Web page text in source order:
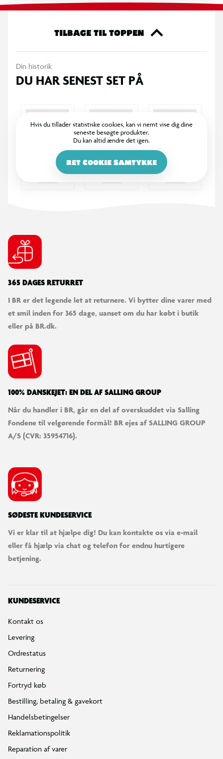
TILBAGE TIL TOPPEN
Din historik
DU HAR SENEST SET PÅ
Hvis du tillader statistiske cookies, kan vi nemt vise dig dine
seneste besøgte produkter.
Du kan altid ændre det igen.
RET COOKIE SAMTYKKE
365 DAGES RETURRET
I BR er det legende let at returnere. Vi bytter dine varer med
et smil inden for 365 dage, uanset om du har købt i butik
eller på BR.dk.
100% DANSKEJET: EN DEL AF SALLING GROUP
Når du handler i BR, går en del af overskuddet via Salling
Fondene til velgørende formål! BR ejes af SALLING GROUP
A/S (CVR: 35954716).
SØDESTE KUNDESERVICE
Vi er klar til at hjælpe dig! Du kan kontakte os via e-mail
eller få hjælp via chat og telefon for endnu hurtigere
betjening.
KUNDESERVICE
Kontakt os
Levering
Ordrestatus
Returnering
Fortryd køb
Bestilling, betaling & gavekort
Handelsbetingelser
Reklamationspolitik
Reparation af varer